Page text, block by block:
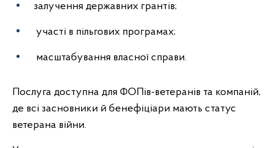
залучення державних грантів;
участі в пільгових програмах;
масштабування власної справи.
Послуга доступна для ФОПів-ветеранів та компаній,
де всі засновники й бенефіціари мають статус
ветерана війни.